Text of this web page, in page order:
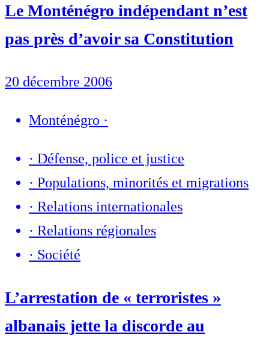
Le Monténégro indépendant n’est
pas près d’avoir sa Constitution
20 décembre 2006
Monténégro ·
· Défense, police et justice
· Populations, minorités et migrations
· Relations internationales
· Relations régionales
· Société
L’arrestation de « terroristes »
albanais jette la discorde au